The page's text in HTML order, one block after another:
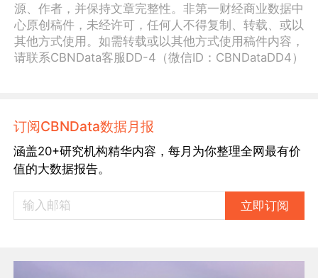
源、作者，并保持文章完整性。非第一财经商业数据中
心原创稿件，未经许可，任何人不得复制、转载、或以
其他方式使用。如需转载或以其他方式使用稿件内容，
请联系CBNData客服DD-4（微信ID：CBNDataDD4）
订阅CBNData数据月报
涵盖20+研究机构精华内容，每月为你整理全网最有价
值的大数据报告。
立即订阅